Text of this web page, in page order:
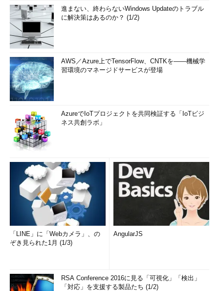
進まない、終わらないWindows Updateのトラブル
に解決策はあるのか？ (1/2)
AWS／Azure上でTensorFlow、CNTKを――機械学
習環境のマネージドサービスが登場
AzureでIoTプロジェクトを共同検証する「IoTビジ
ネス共創ラボ」
「LINE」に「Webカメラ」、の
ぞき見られた1月 (1/3)
AngularJS
RSA Conference 2016に見る「可視化」「検出」
「対応」を支援する製品たち (1/2)